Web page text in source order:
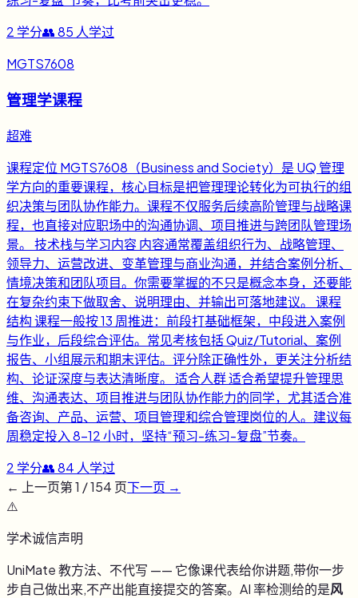
2 学分👥85 人学过
MGTS7608
管理学课程
超难
课程定位 MGTS7608（Business and Society）是 UQ 管理
学方向的重要课程，核心目标是把管理理论转化为可执行的组
织决策与团队协作能力。课程不仅服务后续高阶管理与战略课
程，也直接对应职场中的沟通协调、项目推进与跨团队管理场
景。 技术栈与学习内容 内容通常覆盖组织行为、战略管理、
领导力、运营改进、变革管理与商业沟通，并结合案例分析、
情境决策和团队项目。你需要掌握的不只是概念本身，还要能
在复杂约束下做取舍、说明理由、并输出可落地建议。 课程
结构 课程一般按 13 周推进：前段打基础框架，中段进入案例
与作业，后段综合评估。常见考核包括 Quiz/Tutorial、案例
报告、小组展示和期末评估。评分除正确性外，更关注分析结
构、论证深度与表达清晰度。 适合人群 适合希望提升管理思
维、沟通表达、项目推进与团队协作能力的同学，尤其适合准
备咨询、产品、运营、项目管理和综合管理岗位的人。建议每
周稳定投入 8-12 小时，坚持“预习-练习-复盘”节奏。
2 学分👥84 人学过
← 上一页第1 /154 页下一页 →
⚠️
学术诚信声明
UniMate 教方法、不代写 —— 它像课代表给你讲题,带你一步
步自己做出来,不产出能直接提交的答案。AI 率检测给的是风